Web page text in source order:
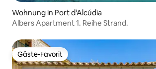
Wohnung in Port d'Alcúdia
Albers Apartment 1. Reihe Strand.
Gäste-Favorit
Gäste-Favorit